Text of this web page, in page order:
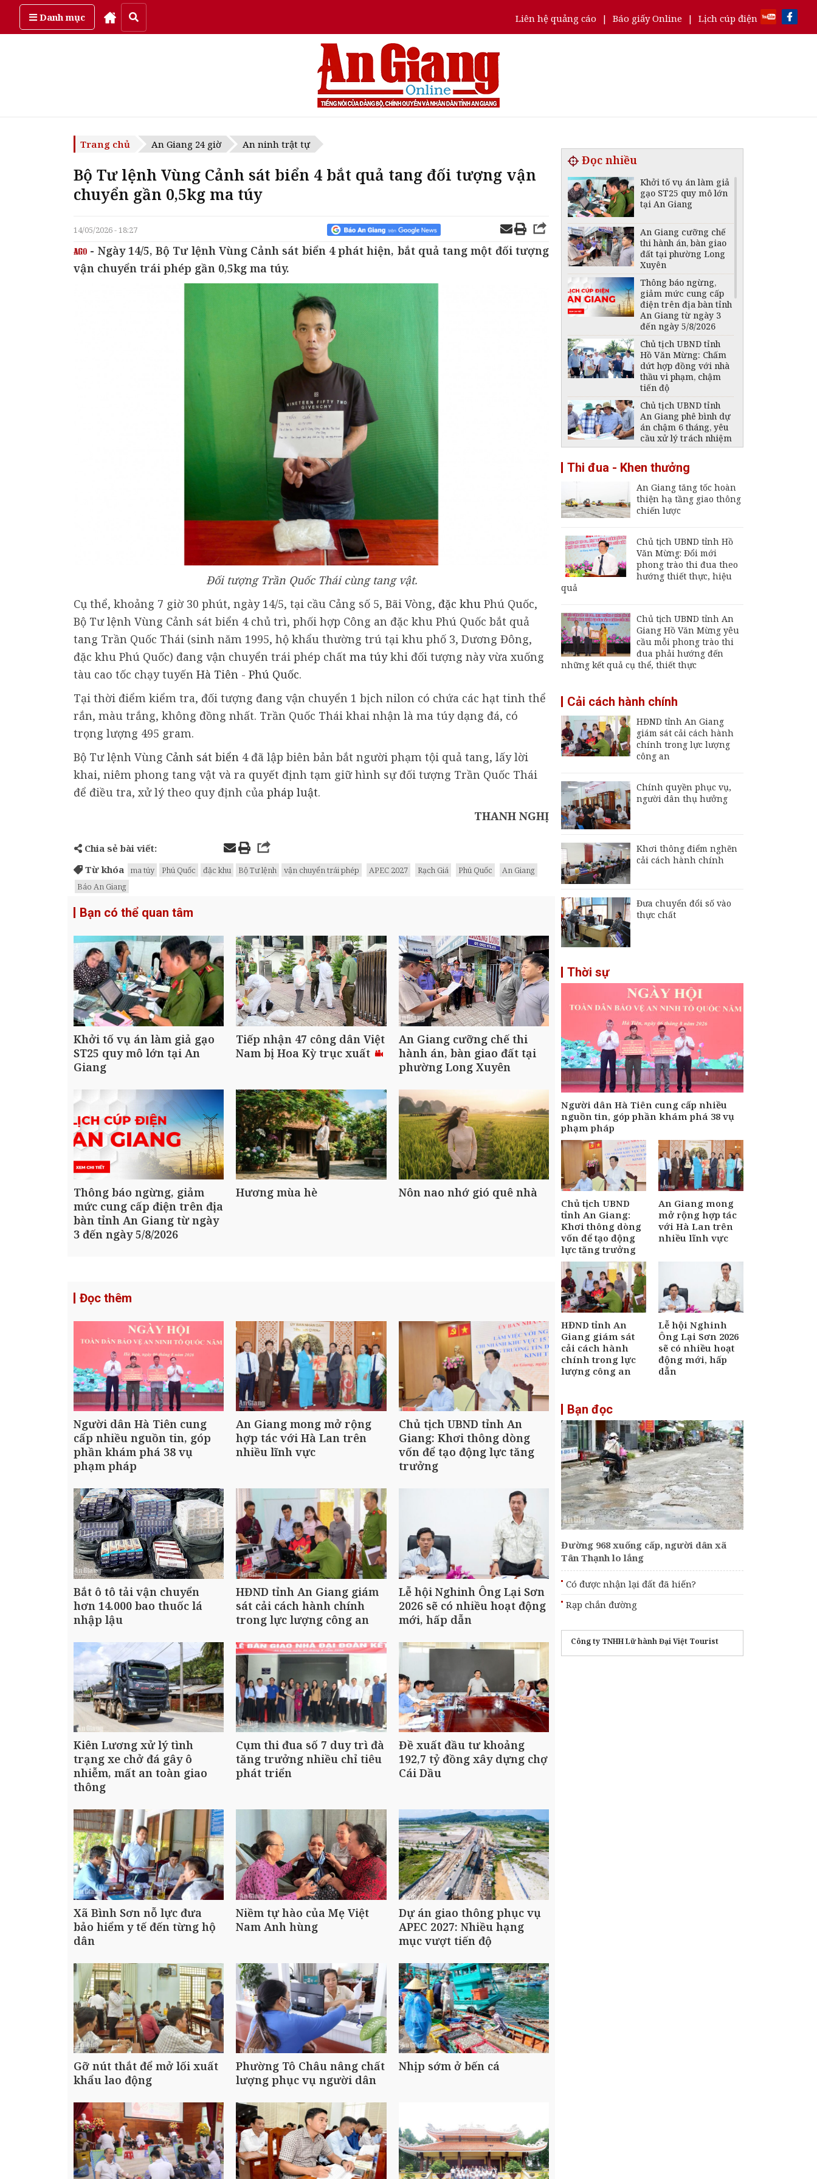
Danh mục Liên hệ quảng cáo | Báo giấy Online | Lịch cúp điện
Thứ năm, ngày 6/08/2026
Trang chủ An Giang 24 giờ An ninh trật tự
Bộ Tư lệnh Vùng Cảnh sát biển 4 bắt quả tang đối tượng vận
chuyển gần 0,5kg ma túy
14/05/2026 - 18:27
- Ngày 14/5, Bộ Tư lệnh Vùng Cảnh sát biển 4 phát hiện, bắt quả tang một đối tượng
vận chuyển trái phép gần 0,5kg ma túy.
Đối tượng Trần Quốc Thái cùng tang vật.
Cụ thể, khoảng 7 giờ 30 phút, ngày 14/5, tại cầu Cảng số 5, Bãi Vòng, đặc khu Phú Quốc,
Bộ Tư lệnh Vùng Cảnh sát biển 4 chủ trì, phối hợp Công an đặc khu Phú Quốc bắt quả
tang Trần Quốc Thái (sinh năm 1995, hộ khẩu thường trú tại khu phố 3, Dương Đông,
đặc khu Phú Quốc) đang vận chuyển trái phép chất ma túykhi đối tượng này vừa xuống
tàu cao tốc chạy tuyến Hà Tiên - Phú Quốc.
Tại thời điểm kiểm tra, đối tượng đang vận chuyển 1 bịch nilon có chứa các hạt tinh thể
rắn, màu trắng, không đồng nhất. Trần Quốc Thái khai nhận là ma túy dạng đá, có
trọng lượng 495 gram.
Bộ Tư lệnh Vùng Cảnh sát biển 4 đã lập biên bản bắt người phạm tội quả tang, lấy lời
khai, niêm phong tang vật và ra quyết định tạm giữ hình sự đối tượng Trần Quốc Thái
để điều tra, xử lý theo quy định của pháp luật.
THANH NGHỊ
Chia sẻ bài viết:
Từ khóa
ma túy Phú Quốc đặc khu Bộ Tư lệnh vận chuyển trái phép APEC 2027 Rạch Giá Phú Quốc
An Giang
Báo An Giang
Bạn có thể quan tâm
Khởi tố vụ án làm giả gạo
ST25 quy mô lớn tại An
Giang
Tiếp nhận 47 công dân Việt
Nam bị Hoa Kỳ trục xuất
An Giang cưỡng chế thi
hành án, bàn giao đất tại
phường Long Xuyên
Thông báo ngừng, giảm
mức cung cấp điện trên địa
bàn tỉnh An Giang từ ngày
3 đến ngày 5/8/2026
Hương mùa hè Nôn nao nhớ gió quê nhà
Đọc thêm
Người dân Hà Tiên cung
cấp nhiều nguồn tin, góp
phần khám phá 38 vụ
phạm pháp
An Giang mong mở rộng
hợp tác với Hà Lan trên
nhiều lĩnh vực
Chủ tịch UBND tỉnh An
Giang: Khơi thông dòng
vốn để tạo động lực tăng
trưởng
Bắt ô tô tải vận chuyển
hơn 14.000 bao thuốc lá
nhập lậu
HĐND tỉnh An Giang giám
sát cải cách hành chính
trong lực lượng công an
Lễ hội Nghinh Ông Lại Sơn
2026 sẽ có nhiều hoạt động
mới, hấp dẫn
Kiên Lương xử lý tình
trạng xe chở đá gây ô
nhiễm, mất an toàn giao
thông
Cụm thi đua số 7 duy trì đà
tăng trưởng nhiều chỉ tiêu
phát triển
Đề xuất đầu tư khoảng
192,7 tỷ đồng xây dựng chợ
Cái Dầu
Xã Bình Sơn nỗ lực đưa
bảo hiểm y tế đến từng hộ
dân
Niềm tự hào của Mẹ Việt
Nam Anh hùng
Dự án giao thông phục vụ
APEC 2027: Nhiều hạng
mục vượt tiến độ
Gỡ nút thắt để mở lối xuất
khẩu lao động
Phường Tô Châu nâng chất
lượng phục vụ người dân
Nhịp sớm ở bến cá
Đọc nhiều
Khởi tố vụ án làm giả
gạo ST25 quy mô lớn
tại An Giang
An Giang cưỡng chế
thi hành án, bàn giao
đất tại phường Long
Xuyên
Thông báo ngừng,
giảm mức cung cấp
điện trên địa bàn tỉnh
An Giang từ ngày 3
đến ngày 5/8/2026
Chủ tịch UBND tỉnh
Hồ Văn Mừng: Chấm
dứt hợp đồng với nhà
thầu vi phạm, chậm
tiến độ
Chủ tịch UBND tỉnh
An Giang phê bình dự
án chậm 6 tháng, yêu
cầu xử lý trách nhiệm
trong vụ 2 ngư dân
mất tích trên biển
Phú Quốc
Thông báo ngừng,
giảm mức cung cấp
An Giang ngày 6 -
7/8/2026
Đại tá Nguyễn Việt
Thắng nhận nhiệm vụ
Giang
Khai mạc Ngày hội
Bánh dân gian Nam
Bộ - An Giang
Giang
Thi đua - Khen thưởng
An Giang tăng tốc hoàn
thiện hạ tầng giao thông
chiến lược
Chủ tịch UBND tỉnh Hồ
Văn Mừng: Đổi mới
phong trào thi đua theo
hướng thiết thực, hiệu
quả
Chủ tịch UBND tỉnh An
Giang Hồ Văn Mừng yêu
cầu mỗi phong trào thi
đua phải hướng đến
những kết quả cụ thể, thiết thực
Cải cách hành chính
HĐND tỉnh An Giang
giám sát cải cách hành
chính trong lực lượng
công an
Chính quyền phục vụ,
người dân thụ hưởng
Khơi thông điểm nghẽn
cải cách hành chính
Đưa chuyển đổi số vào
thực chất
Thời sự
Người dân Hà Tiên cung cấp nhiều
nguồn tin, góp phần khám phá 38 vụ
phạm pháp
Chủ tịch UBND
tỉnh An Giang:
Khơi thông dòng
vốn để tạo động
lực tăng trưởng
An Giang mong
mở rộng hợp tác
với Hà Lan trên
nhiều lĩnh vực
HĐND tỉnh An
Giang giám sát
cải cách hành
chính trong lực
lượng công an
Lễ hội Nghinh
Ông Lại Sơn 2026
sẽ có nhiều hoạt
động mới, hấp
dẫn
Bạn đọc
Đường 968 xuống cấp, người dân xã
Tân Thạnh lo lắng
Có được nhận lại đất đã hiến?
Rạp chắn đường
Công ty TNHH Lữ hành Đại Việt Tourist